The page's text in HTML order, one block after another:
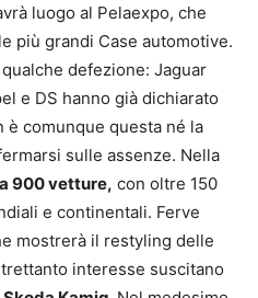
luogo al Pelaexpo, che
più grandi Case automotive.
defezione: Jaguar
e DS hanno già dichiarato
è comunque questa né la
sulle assenze. Nella
900 vetture, con oltre 150
e continentali. Ferve
mostrerà il restyling delle
interesse suscitano